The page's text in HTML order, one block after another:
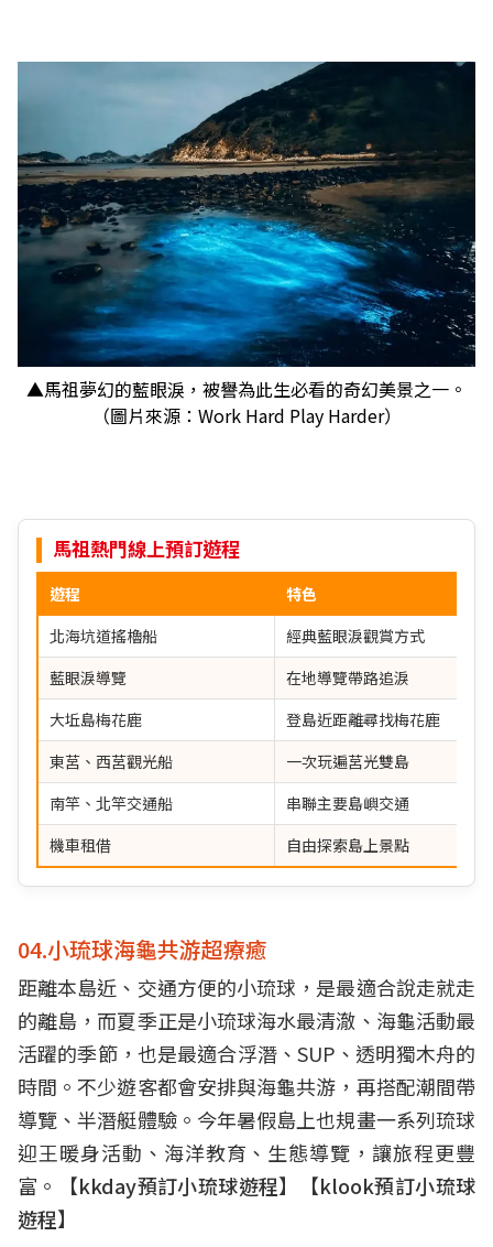
▲馬祖夢幻的藍眼淚，被譽為此生必看的奇幻美景之一。
（圖片來源：Work Hard Play Harder）
馬祖熱門線上預訂遊程
遊程 特色
北海坑道搖櫓船 經典藍眼淚觀賞方式
藍眼淚導覽 在地導覽帶路追淚
大坵島梅花鹿 登島近距離尋找梅花鹿
東莒、西莒觀光船 一次玩遍莒光雙島
南竿、北竿交通船 串聯主要島嶼交通
機車租借 自由探索島上景點
04.小琉球海龜共游超療癒
距離本島近、交通方便的小琉球，是最適合說走就走
的離島，而夏季正是小琉球海水最清澈、海龜活動最
活躍的季節，也是最適合浮潛、SUP、透明獨木舟的
時間。不少遊客都會安排與海龜共游，再搭配潮間帶
導覽、半潛艇體驗。今年暑假島上也規畫一系列琉球
迎王暖身活動、海洋教育、生態導覽，讓旅程更豐
富。【kkday預訂小琉球遊程】【klook預訂小琉球
遊程】